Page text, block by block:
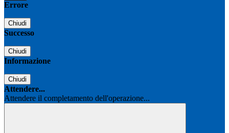
Errore
Chiudi
Successo
Chiudi
Informazione
Chiudi
Attendere...
Attendere il completamento dell'operazione...